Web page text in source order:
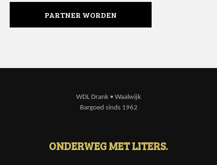
PARTNER WORDEN
WDL Drank • Waalwijk
Bargoed sinds 1962
ONDERWEG MET LITERS.